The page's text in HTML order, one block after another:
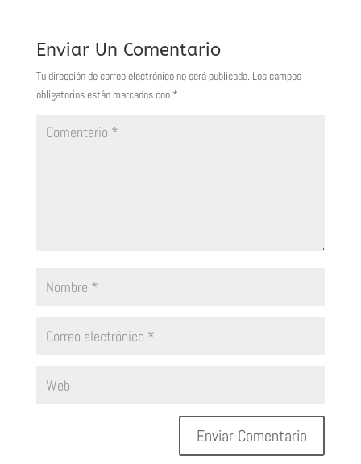
Enviar Un Comentario
Tu dirección de correo electrónico no será publicada. Los campos
obligatorios están marcados con *